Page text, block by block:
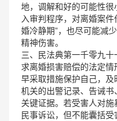
地，调解和好的可能性
入审判程序，对离婚案
婚冷静期”，也尽可能减
精神伤害。
三、民法典第一千零九
求离婚损害赔偿的法定
早采取措施保护自己，
机关的出警记录、告诫
关键证据。若受害人对
民事诉讼，但不能囊括